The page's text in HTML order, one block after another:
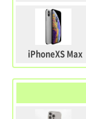
iPhoneXS Max